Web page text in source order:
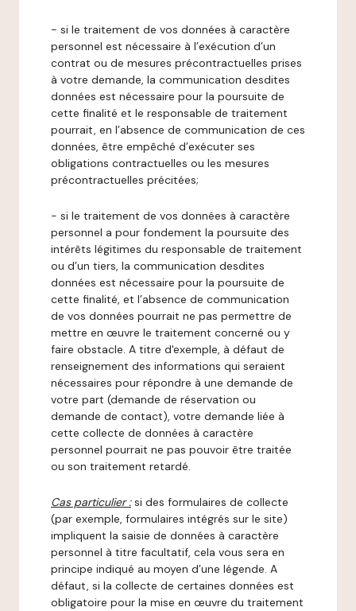
- si le traitement de vos données à caractère
personnel est nécessaire à l’exécution d’un
contrat ou de mesures précontractuelles prises
à votre demande, la communication desdites
données est nécessaire pour la poursuite de
cette finalité et le responsable de traitement
pourrait, en l’absence de communication de ces
données, être empêché d’exécuter ses
obligations contractuelles ou les mesures
précontractuelles précitées;
- si le traitement de vos données à caractère
personnel a pour fondement la poursuite des
intérêts légitimes du responsable de traitement
ou d’un tiers, la communication desdites
données est nécessaire pour la poursuite de
cette finalité, et l’absence de communication
de vos données pourrait ne pas permettre de
mettre en œuvre le traitement concerné ou y
faire obstacle. A titre d'exemple, à défaut de
renseignement des informations qui seraient
nécessaires pour répondre à une demande de
votre part (demande de réservation ou
demande de contact), votre demande liée à
cette collecte de données à caractère
personnel pourrait ne pas pouvoir être traitée
ou son traitement retardé.
Cas particulier : si des formulaires de collecte
(par exemple, formulaires intégrés sur le site)
impliquent la saisie de données à caractère
personnel à titre facultatif, cela vous sera en
principe indiqué au moyen d’une légende. A
défaut, si la collecte de certaines données est
obligatoire pour la mise en œuvre du traitement